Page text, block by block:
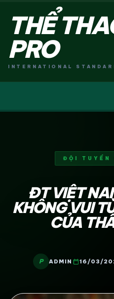
THỂ
PRO
INTERNATIONAL
ĐỘI TUYỂN
ĐT VIỆT
KHÔNG VUI
CỦA
P ADMIN calendar_today16/03/